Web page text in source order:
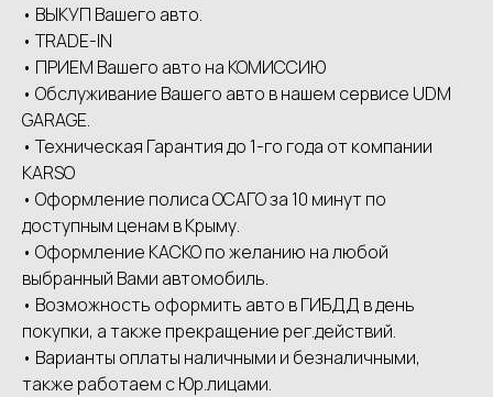
• ВЫКУП Вашего авто.
• ТRАDЕ-IN
• ПРИЕМ Вашего авто на КОМИССИЮ
• Обслуживание Вашего авто в нашем сервисе UDМ
GАRАGЕ.
• Техническая Гарантия до 1-го года от компании
КАRSО
• Оформление полиса ОСАГО за 10 минут по
доступным ценам в Крыму.
• Оформление КАСКО по желанию на любой
выбранный Вами автомобиль.
• Возможность оформить авто в ГИБДД в день
покупки, а также прекращение рег.действий.
• Варианты оплаты наличными и безналичными,
также работаем с Юр.лицами.